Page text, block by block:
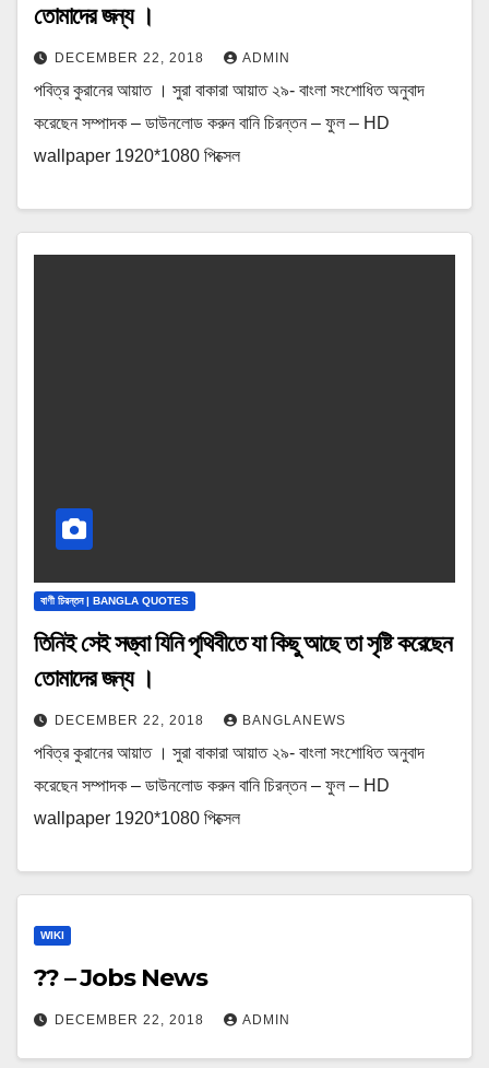
তোমাদের জন্য ।
DECEMBER 22, 2018 ADMIN
পবিত্র কুরানের আয়াত । সুরা বাকারা আয়াত ২৯- বাংলা সংশোধিত অনুবাদ
করেছেন সম্পাদক – ডাউনলোড করুন বানি চিরন্তন – ফুল – HD
wallpaper 1920*1080 পিক্সেল
বাণী চিরন্তন | BANGLA QUOTES
তিনিই সেই সত্ত্বা যিনি পৃথিবীতে যা কিছু আছে তা সৃষ্টি করেছেন
তোমাদের জন্য ।
DECEMBER 22, 2018 BANGLANEWS
পবিত্র কুরানের আয়াত । সুরা বাকারা আয়াত ২৯- বাংলা সংশোধিত অনুবাদ
করেছেন সম্পাদক – ডাউনলোড করুন বানি চিরন্তন – ফুল – HD
wallpaper 1920*1080 পিক্সেল
WIKI
?? – Jobs News
DECEMBER 22, 2018 ADMIN